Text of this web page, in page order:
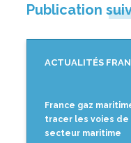
Publication
ACTUALITÉS
France gaz
tracer les voies
secteur maritime